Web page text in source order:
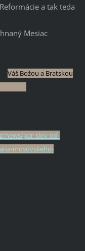
a tak teda
Mesiac
Váš,Božou a Bratskou
news/par-slov-od-
mosovskeho-